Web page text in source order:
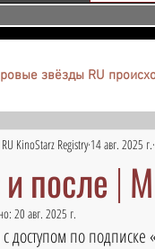
звёзды RU
после |
RU KinoStarz Registry 14 авг. 2025 г.
20 авг. 2025 г.
с доступом по